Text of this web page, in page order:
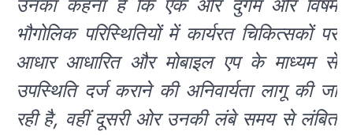
उनका कहना है कि एक ओर दुर्गम और विषम
भौगोलिक परिस्थितियों में कार्यरत चिकित्सकों पर
आधार आधारित और मोबाइल एप के माध्यम से
उपस्थिति दर्ज कराने की अनिवार्यता लागू की जा
रही है, वहीं दूसरी ओर उनकी लंबे समय से लंबित